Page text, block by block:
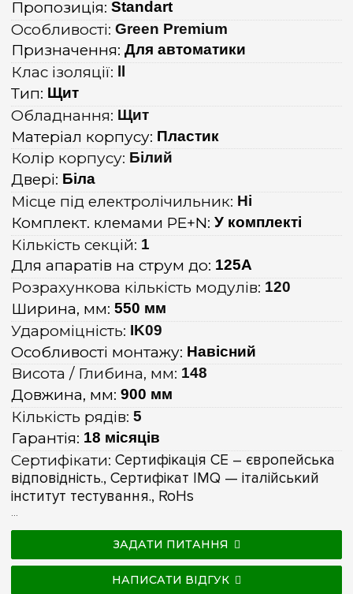
Пропозиція: Standart
Особливості: Green Premium
Призначення: Для автоматики
Клас ізоляції:
Тип: Щит
Обладнання: Щит
Матеріал корпусу: Пластик
Колір корпусу: Білий
Двері: Біла
Місце під електролічильник: Ні
Комплект. клемами PE+N: У комплекті
Кількість секцій: 1
Для апаратів на струм до: 125А
Розрахункова кількість модулів: 120
Ширина, мм: 550 мм
Удароміцність: IK09
Особливості монтажу: Навісний
Висота / Глибина, мм: 148
Довжина, мм: 900 мм
Кількість рядів: 5
Гарантія: 18 місяців
Сертифікати: Сертифікація CE – європейська
відповідність., Сертифікат IMQ — італійський
інститут тестування., RoHs
...
ЗАДАТИ ПИТАННЯ
НАПИСАТИ ВІДГУК